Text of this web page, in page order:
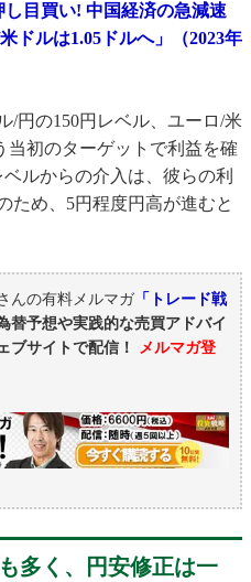
目買い! 中国経済の急減速
ドルは1.05ドルへ」（2023年
円の150円レベル、ユーロ/米
当初のターゲットで利益を確
ルからの介入は、彼らの利
ため、5円程度円高が進むと
んの有料メルマガ「トレード戦
替予想や実践的な売買アドバイ
ブサイトで配信！
メルマガ登
多く、円安修正は一